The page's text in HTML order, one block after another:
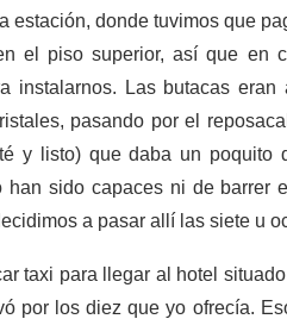
estación, donde tuvimos que
el piso superior, así que en
instalarnos. Las butacas
pasando por el
y listo) que daba un poquito
han sido capaces ni de
a pasar allí las siete u
taxi para llegar al hotel
por los diez que yo ofrecía.